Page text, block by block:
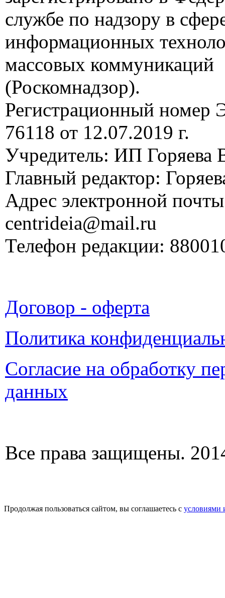
службе по надзору в
информационных
массовых коммуникаций
(Роскомнадзор).
Регистрационный
76118 от 12.07.2019 г.
Учредитель: ИП Горяева
Главный редактор:
Адрес электронной
centrideia@mail.ru
Телефон редакции:
Договор - оферта
Политика
Согласие на обработку
данных
Все права защищены.
Продолжая пользоваться сайтом, вы соглашаетесь с условиями